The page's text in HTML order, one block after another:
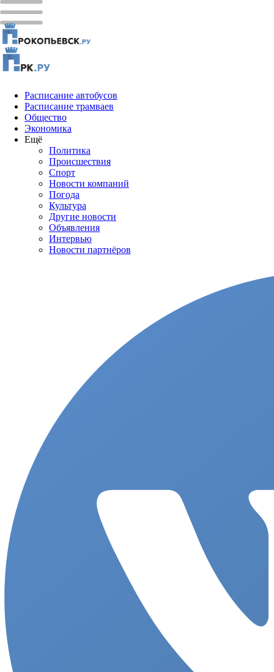
Расписание автобусов
Расписание трамваев
Общество
Экономика
Ещё
Политика
Проиcшествия
Спорт
Новости компаний
Погода
Культура
Другие новости
Объявления
Интервью
Новости партнёров